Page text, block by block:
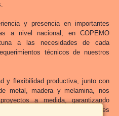
y presencia en importantes
a nivel nacional, en COPEMO
a las necesidades de cada
técnicos de nuestros
y flexibilidad productiva, junto con
metal, madera y melamina, nos
a medida, garantizando
como nuestros principales